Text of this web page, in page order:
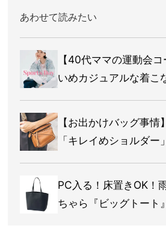
あわせて読みたい
【40代ママの運動会
いめカジュアルな着こ
【お出かけバッグ事情
「キレイめショルダー
PC入る！床置きOK！
ちゃら『ビッグトート